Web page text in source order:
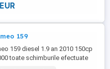
pe volan,volan asistat
159
159 diesel 1.9 an 2010 150cp
toate schimburile efectuate